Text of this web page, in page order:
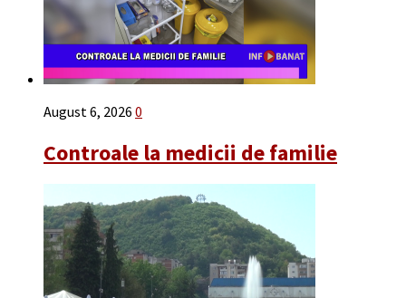
August 6, 2026 0
Controale la medicii de familie